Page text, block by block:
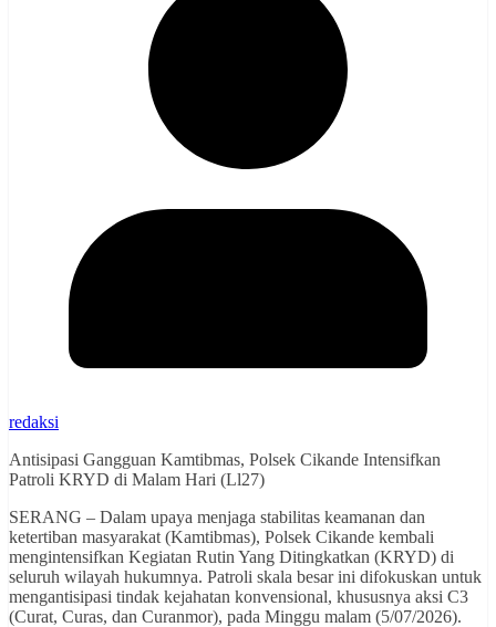
redaksi
Antisipasi Gangguan Kamtibmas, Polsek Cikande Intensifkan
Patroli KRYD di Malam Hari (Ll27)
SERANG – Dalam upaya menjaga stabilitas keamanan dan
ketertiban masyarakat (Kamtibmas), Polsek Cikande kembali
mengintensifkan Kegiatan Rutin Yang Ditingkatkan (KRYD) di
seluruh wilayah hukumnya. Patroli skala besar ini difokuskan untuk
mengantisipasi tindak kejahatan konvensional, khususnya aksi C3
(Curat, Curas, dan Curanmor), pada Minggu malam (5/07/2026).